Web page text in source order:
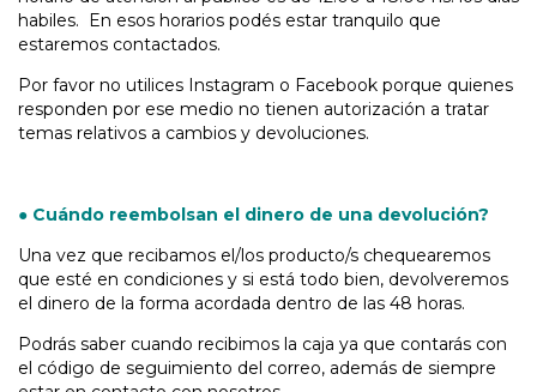
habiles. En esos horarios podés estar tranquilo que
estaremos contactados.
Por favor no utilices Instagram o Facebook porque quienes
responden por ese medio no tienen autorización a tratar
temas relativos a cambios y devoluciones.
● Cuándo reembolsan el dinero de una devolución?
Una vez que recibamos el/los producto/s chequearemos
que esté en condiciones y si está todo bien, devolveremos
el dinero de la forma acordada dentro de las 48 horas.
Podrás saber cuando recibimos la caja ya que contarás con
el código de seguimiento del correo, además de siempre